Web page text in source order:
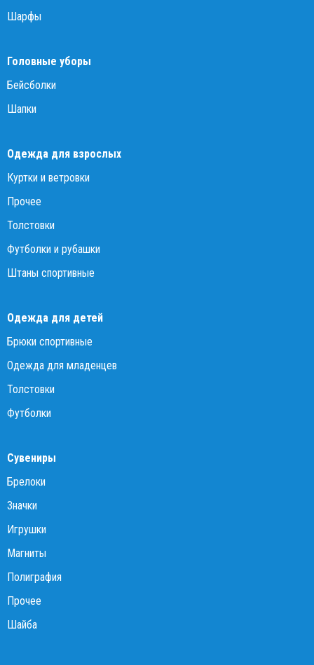
Шарфы
Головные уборы
Бейсболки
Шапки
Одежда для взрослых
Куртки и ветровки
Прочее
Толстовки
Футболки и рубашки
Штаны спортивные
Одежда для детей
Брюки спортивные
Одежда для младенцев
Толстовки
Футболки
Сувениры
Брелоки
Значки
Игрушки
Магниты
Полиграфия
Прочее
Шайба